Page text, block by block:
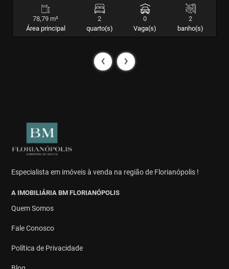
78,79 m²
Área principal
2
quarto(s)
0
Vaga(s)
2
banho(s)
‹ ›
Especialista em imóveis à venda na região de Florianópolis !
A IMOBILIÁRIA BM FLORIANÓPOLIS
Quem Somos
Fale Conosco
Política de Privacidade